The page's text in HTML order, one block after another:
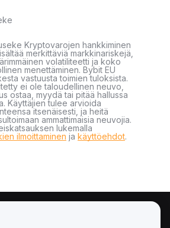
Kryptovarojen hankkiminen
merkittäviä markkinariskejä,
volatiliteetti ja koko
menettäminen. Bybit EU
vastuusta toimien tuloksista.
ei ole taloudellinen neuvo,
ostaa, myydä tai pitää hallussa
Käyttäjien tulee arvioida
itsenäisesti, ja heitä
ammattimaisia neuvojia.
lukemalla
ilmoittaminen ja käyttöehdot.